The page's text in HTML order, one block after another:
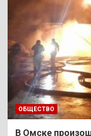
ОБЩЕСТВО
В Омске